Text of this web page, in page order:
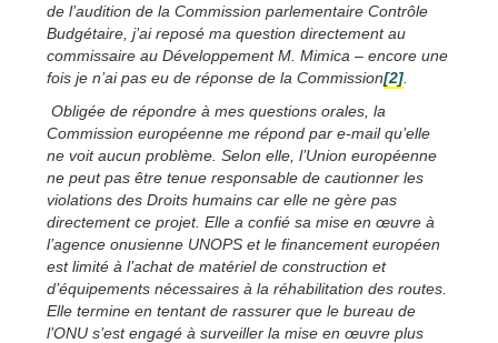
de l’audition de la Commission parlementaire Contrôle
Budgétaire, j’ai reposé ma question directement au
commissaire au Développement M. Mimica – encore une
fois je n’ai pas eu de réponse de la Commission[2]
Obligée de répondre à mes questions orales, la
Commission européenne me répond par e-mail qu’elle
ne voit aucun problème. Selon elle, l’Union européenne
ne peut pas être tenue responsable de cautionner les
violations des Droits humains car elle ne gère pas
directement ce projet. Elle a confié sa mise en œuvre à
l’agence onusienne UNOPS et le financement européen
est limité à l’achat de matériel de construction et
d’équipements nécessaires à la réhabilitation des routes.
Elle termine en tentant de rassurer que le bureau de
l’ONU s’est engagé à surveiller la mise en œuvre plus